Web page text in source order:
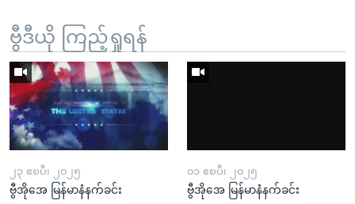
ဗွီဒီယို ကြည့်ရှုရန်
၂၃ ဧၿပီ၊ ၂၀၂၅
ဗွီအိုအေ မြန်မာနံနက်ခင်း
၀၁ ဧၿပီ၊ ၂၀၂၅
ဗွီအိုအေ မြန်မာနံနက်ခင်း